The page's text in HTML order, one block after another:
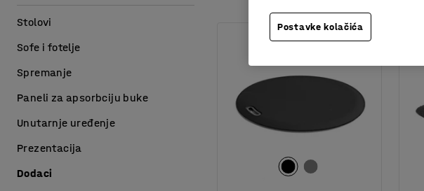
Stolovi
Sofe i fotelje
Spremanje
Paneli za apsorbciju buke
Unutarnje uređenje
Prezentacija
Dodaci
Postavke kolačića